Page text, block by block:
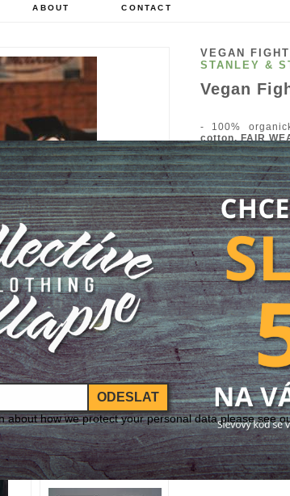
ABOUT CONTACT
VEGAN
STANLEY &
Vegan
- 100%
cotton, FAIR
- potisk vepředu
- textilní etiketka
- textilní etiketka
Design pochází
Forest Fighter.
550 Kč
Availability:In
Size Size:
Add
ODESLAT
about how we protect your personal data please see